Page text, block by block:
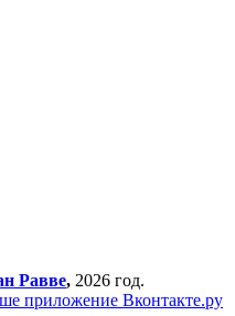
Равве, 2026 год.
приложение Вконтакте.ру